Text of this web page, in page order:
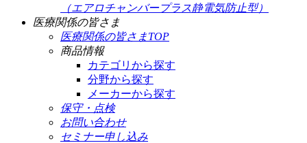
（エアロチャンバープラス静電気防止型）
医療関係の皆さま
医療関係の皆さまTOP
商品情報
カテゴリから探す
分野から探す
メーカーから探す
保守・点検
お問い合わせ
セミナー申し込み